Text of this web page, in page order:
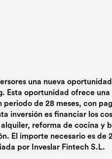
una nueva
Esta oportunidad ofrece
periodo de 28 meses, con
inversión es financiar los
reforma de cocina y
El importe necesario es de
por Inveslar Fintech S.L.